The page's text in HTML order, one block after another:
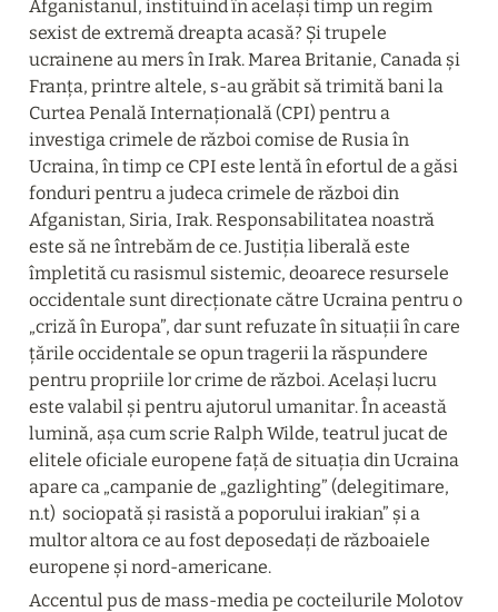
Afganistanul, instituind în același timp un regim
sexist de extremă dreapta acasă? Și trupele
ucrainene au mers în Irak. Marea Britanie, Canada și
Franța, printre altele, s-au grăbit să trimită bani la
Curtea Penală Internațională (CPI) pentru a
investiga crimele de război comise de Rusia în
Ucraina, în timp ce CPI este lentă în efortul de a găsi
fonduri pentru a judeca crimele de război din
Afganistan, Siria, Irak. Responsabilitatea noastră
este să ne întrebăm de ce. Justiția liberală este
împletită cu rasismul sistemic, deoarece resursele
occidentale sunt direcționate către Ucraina pentru o
„criză în Europa”, dar sunt refuzate în situații în care
țările occidentale se opun tragerii la răspundere
pentru propriile lor crime de război. Același lucru
este valabil și pentru ajutorul umanitar. În această
lumină, așa cum scrie Ralph Wilde, teatrul jucat de
elitele oficiale europene față de situația din Ucraina
apare ca „campanie de „gazlighting” (delegitimare,
n.t)  sociopată și rasistă a poporului irakian” și a
multor altora ce au fost deposedați de războaiele
europene și nord-americane.
Accentul pus de mass-media pe cocteilurile Molotov